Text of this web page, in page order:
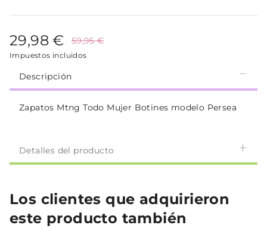
29,98 € 59,95 €
Impuestos incluidos
Descripción
Zapatos Mtng Todo Mujer Botines modelo Persea
Detalles del producto
Los clientes que adquirieron
este producto también